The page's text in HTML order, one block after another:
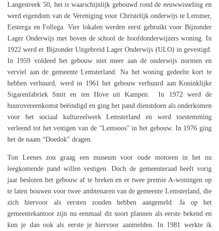
Langestreek 50, het is waarschijnlijk gebouwd rond de eeuwwisseling en
werd eigendom van de Vereniging voor Christelijk onderwijs te Lemmer,
Eesterga en Follega. Vier lokalen werden eerst gebruikt voor Bijzonder
Lager Onderwijs met boven de school de hoofdonderwijzers woning. In
1922 werd er Bijzonder Uitgebreid Lager Onderwijs (ULO) in gevestigd.
In 1959 voldeed het gebouw niet meer aan de onderwijs normen en
verviel aan de gemeente Lemsterland. Na het woning gedeelte kort te
hebben verhuurd, werd in 1961 het gebouw verhuurd aan Koninklijke
Sigarenfabriek Smit en ten Hove uit Kampen. In 1972 werd de
huurovereenkomst beëindigd en ging het pand dienstdoen als onderkomen
voor het sociaal kultureelwerk Lemsterland en werd toestemming
verleend tot het vestigen van de “Lemsoos” in het gebouw. In 1976 ging
het de naam “Doedok” dragen.
Ton Leenes zou graag een museum voor oude motoren in het nu
leegkomende pand willen vestigen. Doch de gemeenteraad heeft vorig
jaar besloten het gebouw af te breken en er twee premie A-woningen op
te laten bouwen voor twee ambtenaren van de gemeente Lemsterland, die
zich hiervoor als eersten zouden hebben aangemeld. Ja op het
gemeentekantoor zijn nu eenmaal dit soort plannen als eerste bekend en
kun je dan ook als eerste je hiervoor aanmelden. In 1981 werkte ik